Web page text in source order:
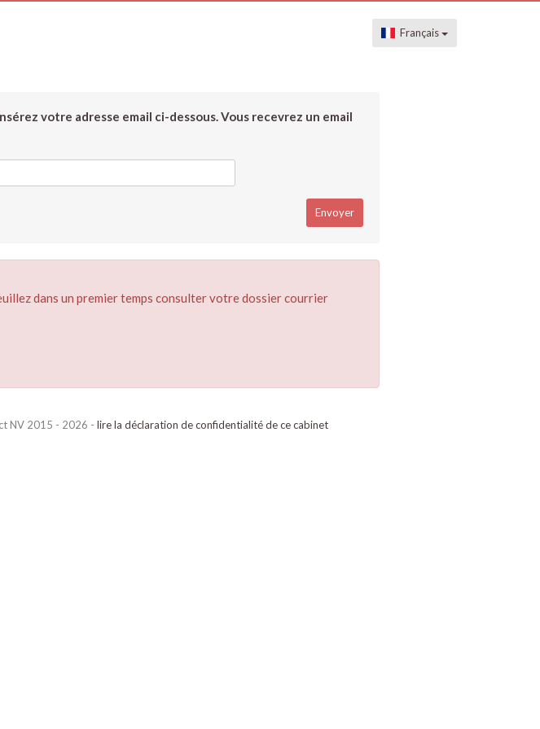
Français
votre adresse email ci-dessous. Vous recevrez un email
dans un premier temps consulter votre dossier courrier
NV 2015 - 2026 - lire la déclaration de confidentialité de ce cabinet